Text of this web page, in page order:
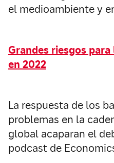
el medioambiente y
Grandes riesgos
en 2022
La respuesta de los
problemas en la
global acaparan el
podcast de